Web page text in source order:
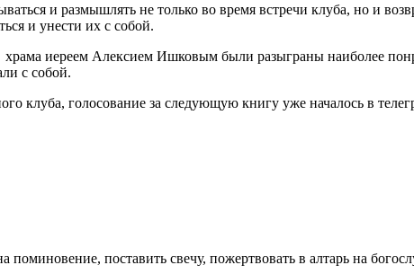
и размышлять не только во время встречи клуба, но и
и унести их с собой.
иереем Алексием Ишковым были разыграны наиболее
с собой.
клуба, голосование за следующую книгу уже началось в
поминовение, поставить свечу, пожертвовать в алтарь на